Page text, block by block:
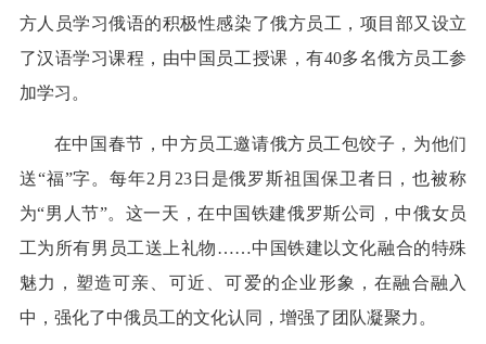
方人员学习俄语的积极性感染了俄方员工，项目部又设立
了汉语学习课程，由中国员工授课，有40多名俄方员工参
加学习。
在中国春节，中方员工邀请俄方员工包饺子，为他们
送“福”字。每年2月23日是俄罗斯祖国保卫者日，也被称
为“男人节”。这一天，在中国铁建俄罗斯公司，中俄女员
工为所有男员工送上礼物……中国铁建以文化融合的特殊
魅力，塑造可亲、可近、可爱的企业形象，在融合融入
中，强化了中俄员工的文化认同，增强了团队凝聚力。